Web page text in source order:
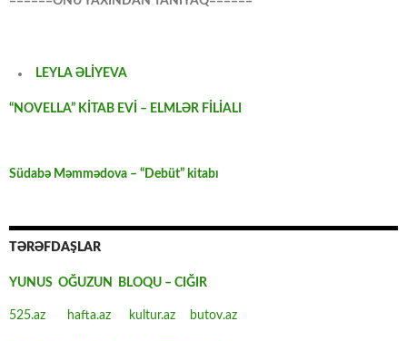
LEYLA ƏLİYEVA
“NOVELLA” KİTAB EVİ – ELMLƏR FİLİALI
Südabə Məmmədova – “Debüt” kitabı
TƏRƏFDAŞLAR
YUNUS OĞUZUN BLOQU – CIĞIR
525.az hafta.az kultur.az butov.az